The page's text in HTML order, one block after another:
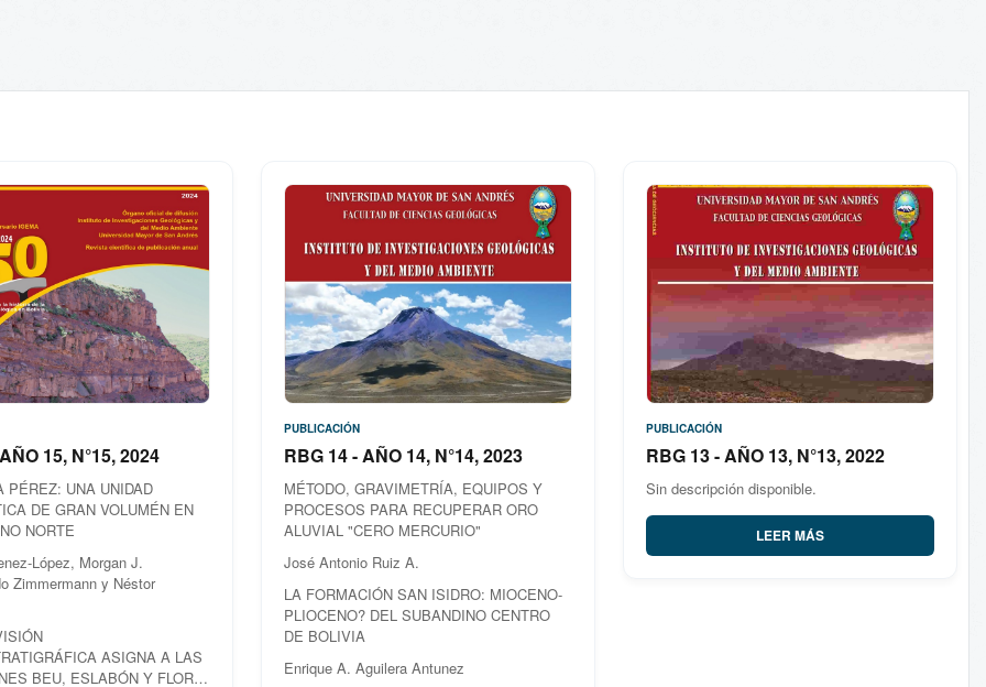
15, N°15, 2024
PÉREZ: UNA UNIDAD
DE GRAN VOLUMÉN EN
NORTE
López, Morgan J.
Zimmermann y Néstor
ASIGNA A LAS
BEU, ESLABÓN Y FLORA
PUBLICACIÓN
RBG 14 - AÑO 14, N°14, 2023
MÉTODO, GRAVIMETRÍA, EQUIPOS Y
PROCESOS PARA RECUPERAR ORO
ALUVIAL "CERO MERCURIO"
José Antonio Ruiz A.
LA FORMACIÓN SAN ISIDRO: MIOCENO-
PLIOCENO? DEL SUBANDINO CENTRO
DE BOLIVIA
Enrique A. Aguilera Antunez
PUBLICACIÓN
RBG 13 - AÑO 13, N°13, 2022
Sin descripción disponible.
LEER MÁS